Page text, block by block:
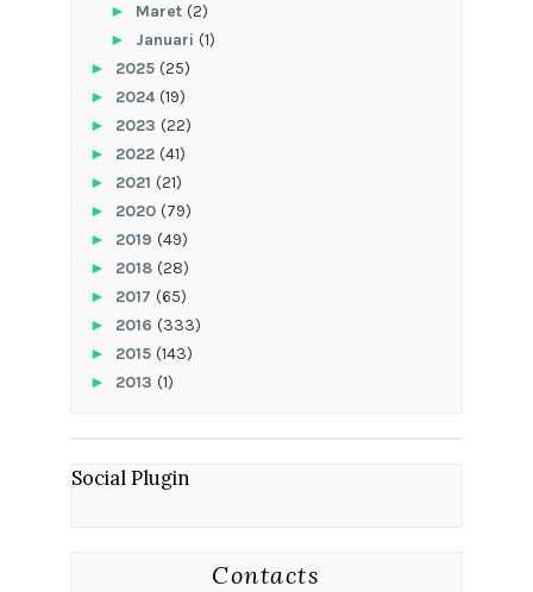
► Maret (2)
► Januari (1)
► 2025 (25)
► 2024(19)
► 2023 (22)
► 2022 (41)
► 2021 (21)
► 2020 (79)
► 2019 (49)
► 2018 (28)
► 2017 (65)
► 2016 (333)
► 2015 (143)
► 2013 (1)
Social Plugin
Contacts